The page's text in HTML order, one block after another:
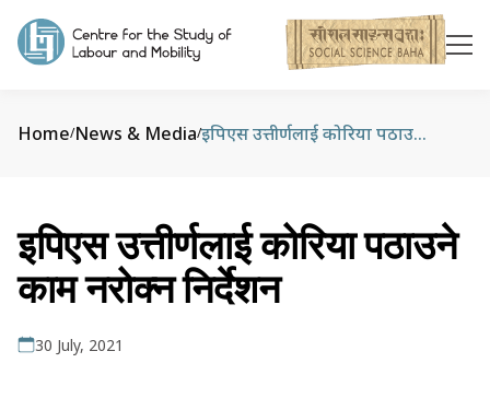
Home/News & Media/ इपिएस उत्तीर्णलाई कोरिया पठाउने काम नरोक्न निर्देशन
इपिएस उत्तीर्णलाई कोरिया पठाउने
काम नरोक्न निर्देशन
30 July, 2021